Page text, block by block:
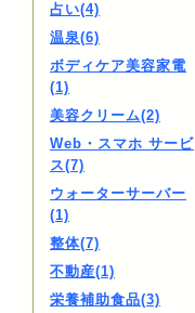
占い(4)
温泉(6)
ボディケア美容家電
(1)
美容クリーム(2)
Web・スマホ サービ
ス(7)
ウォーターサーバー
(1)
整体(7)
不動産(1)
栄養補助食品(3)